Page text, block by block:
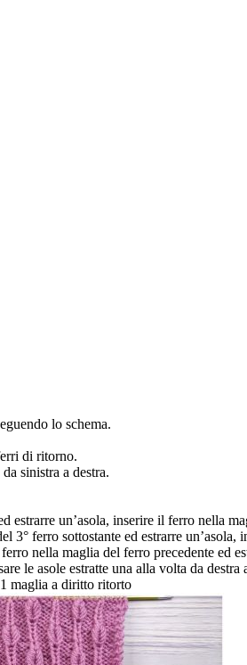
lo schema.
di ritorno.
sinistra a destra.
estrarre un’asola, inserire il ferro nella
3° ferro sottostante ed estrarre un’asola,
nella maglia del ferro precedente ed
le asole estratte una alla volta da destra
maglia a diritto ritorto